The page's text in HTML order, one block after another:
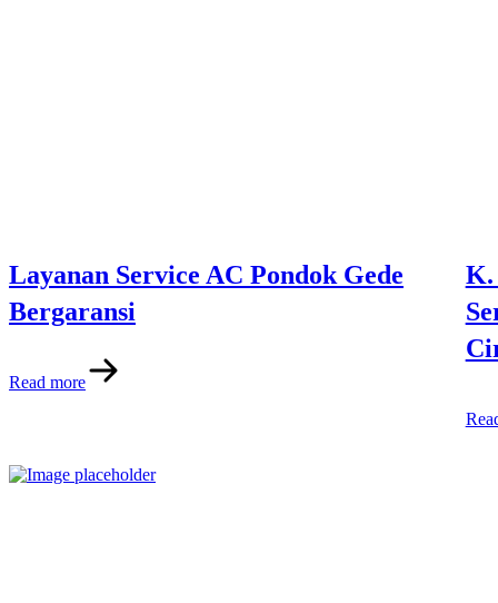
Layanan Service AC Pondok Gede
Bergaransi
Read more
K.